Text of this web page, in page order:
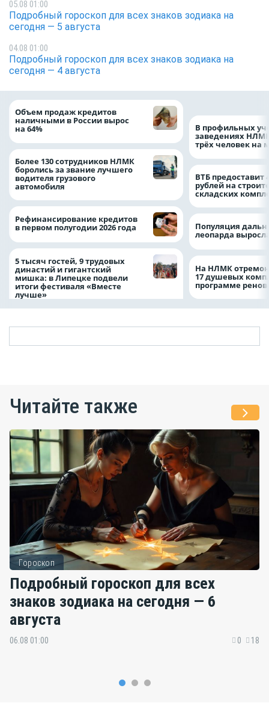
05.08 01:00
Подробный гороскоп для всех знаков зодиака на
сегодня — 5 августа
04.08 01:00
Подробный гороскоп для всех знаков зодиака на
сегодня — 4 августа
Объем продаж кредитов
наличными в России вырос
на 64%
Более 130 сотрудников НЛМК
боролись за звание лучшего
водителя грузового
автомобиля
Рефинансирование кредитов
в первом полугодии 2026 года
5 тысяч гостей, 9 трудовых
династий и гигантский
мишка: в Липецке подвели
итоги фестиваля «Вместе
лучше»
В профильных
заведениях
трёх человек на
ВТБ предоставит
рублей на
складских
Популяция
леопарда
На НЛМК
17 душевых
программе
Читайте также
Гороскоп
Подробный гороскоп для всех
знаков зодиака на сегодня — 6
августа
06.08 01:00 0 18